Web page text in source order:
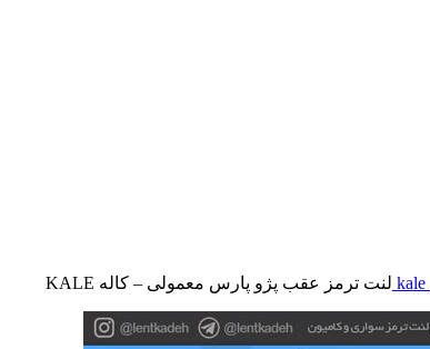
kale لنت ترمز عقب پژو پارس معمولی – کاله KALE